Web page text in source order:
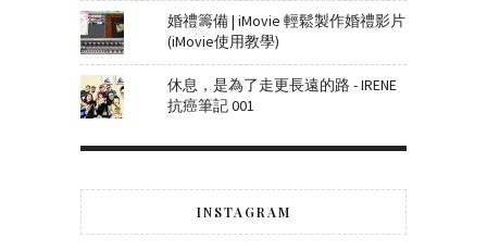
婚禮籌備 | iMovie 輕鬆製作婚禮影片
(iMovie使用教學)
休息，是為了走更長遠的路 - IRENE
抗癌筆記 001
INSTAGRAM